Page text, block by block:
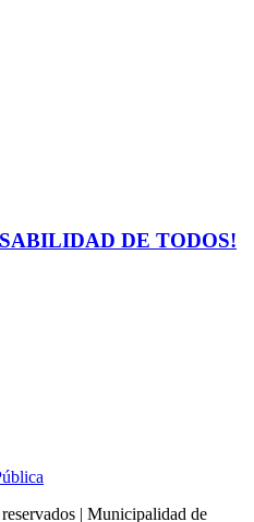
DE TODOS!
| Municipalidad de